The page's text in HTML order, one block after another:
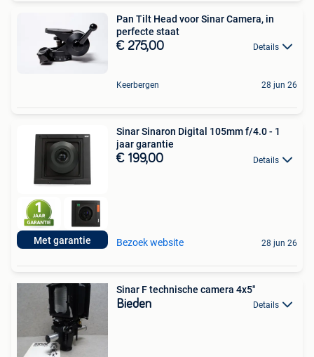
Pan Tilt Head voor Sinar Camera, in
perfecte staat
€ 275,00 Details
Keerbergen 28 jun 26
Met garantie
Sinar Sinaron Digital 105mm f/4.0 - 1
jaar garantie
€ 199,00 Details
Bezoek website 28 jun 26
Sinar F technische camera 4x5"
Bieden Details